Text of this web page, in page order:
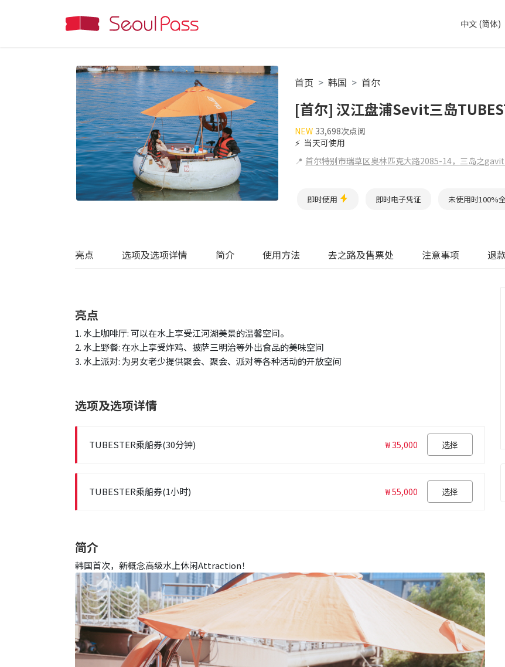
中文 (简体)
首页 韩国 首尔
[首尔] 汉江盘浦Sevit三岛
NEW 33,698次点阅
⚡ 当天可使用
📍 首尔特别市瑞草区奥林匹克大路2085-14，三岛之
即时使用 即时电子凭证 未使用时100%
亮点 选项及选项详情 简介 使用方法 去之路及售票处 注意事项 退
亮点
1. 水上咖啡厅: 可以在水上享受江河湖美景的温馨空间。
2. 水上野餐: 在水上享受炸鸡、披萨三明治等外出食品的美味空间
3. 水上派对: 为男女老少提供聚会、聚会、派对等各种活动的开放空间
选项及选项详情
TUBESTER乘船券(30分钟) ₩ 35,000 选择
TUBESTER乘船券(1小时) ₩ 55,000 选择
简介
韩国首次，新概念高级水上休闲Attraction！